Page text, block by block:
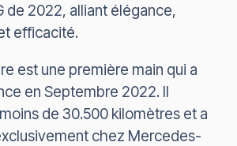
de 2022, alliant élégance,
efficacité.
est une première main qui a
en Septembre 2022. Il
de 30.500 kilomètres et a
chez Mercedes-